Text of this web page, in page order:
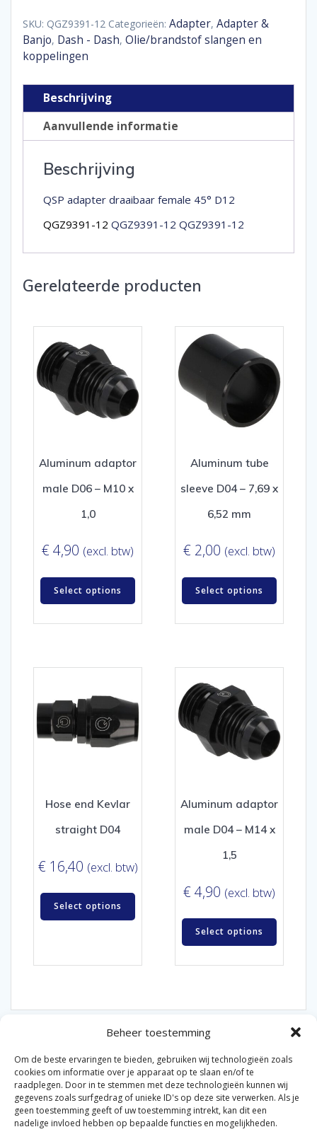
Beheer toestemming
Om de beste ervaringen te bieden, gebruiken wij technologieën zoals
cookies om informatie over je apparaat op te slaan en/of te
raadplegen. Door in te stemmen met deze technologieën kunnen wij
gegevens zoals surfgedrag of unieke ID's op deze site verwerken. Als je
geen toestemming geeft of uw toestemming intrekt, kan dit een
nadelige invloed hebben op bepaalde functies en mogelijkheden.
D12
aantal
SKU: QGZ9391-12 Categorieën: Adapter, Adapter &
Banjo, Dash - Dash, Olie/brandstof slangen en
koppelingen
Beschrijving
Aanvullende informatie
Beschrijving
QSP adapter draaibaar female 45° D12
QGZ9391-12 QGZ9391-12 QGZ9391-12
Gerelateerde producten
Aluminum adaptor
male D06 – M10 x
1,0
€ 4,90 (excl. btw)
Select options
Aluminum tube
sleeve D04 – 7,69 x
6,52 mm
€ 2,00 (excl. btw)
Select options
Hose end Kevlar
straight D04
€ 16,40 (excl. btw)
Select options
Aluminum adaptor
male D04 – M14 x
1,5
€ 4,90 (excl. btw)
Select options
© 2026 Van der Bel Las en Radiateurenbedrijf.